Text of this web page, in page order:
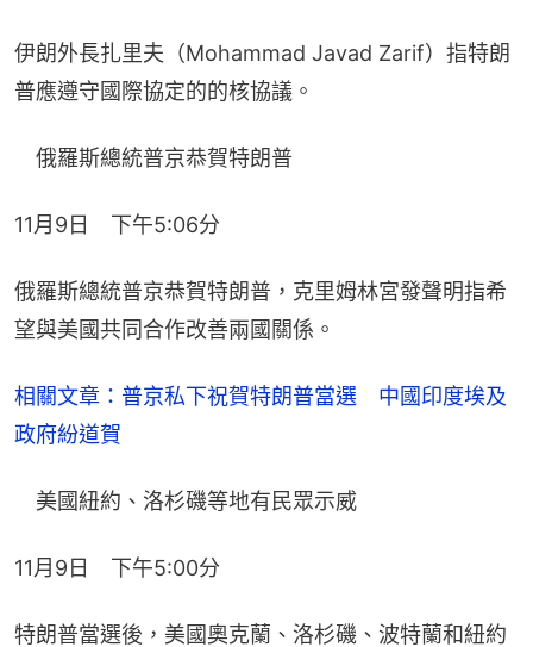
伊朗外長扎里夫（Mohammad Javad Zarif）指特朗
普應遵守國際協定的的核協議。
俄羅斯總統普京恭賀特朗普
11月9日　下午5:06分
俄羅斯總統普京恭賀特朗普，克里姆林宮發聲明指希
望與美國共同合作改善兩國關係。
相關文章：普京私下祝賀特朗普當選　中國印度埃及
政府紛道賀
美國紐約、洛杉磯等地有民眾示威
11月9日　下午5:00分
特朗普當選後，美國奧克蘭、洛杉磯、波特蘭和紐約